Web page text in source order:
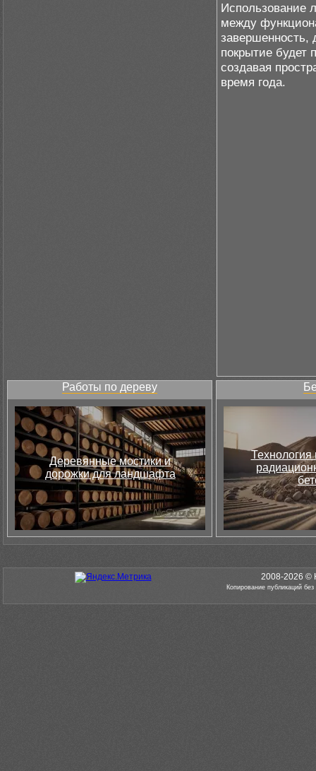
Использование
между
завершенность,
покрытие будет
создавая
время года.
Работы по дереву
Деревянные мостики и
дорожки для ландшафта
Технология
2008-2026 ©
Копирование публикаций